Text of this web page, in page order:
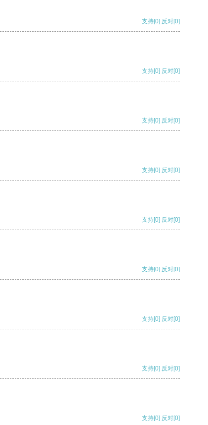
支持[0] 反对[0]
支持[0] 反对[0]
支持[0] 反对[0]
支持[0] 反对[0]
支持[0] 反对[0]
支持[0] 反对[0]
支持[0] 反对[0]
支持[0] 反对[0]
支持[0] 反对[0]